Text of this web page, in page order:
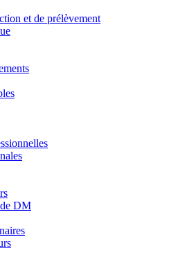
et de prélèvement
DM